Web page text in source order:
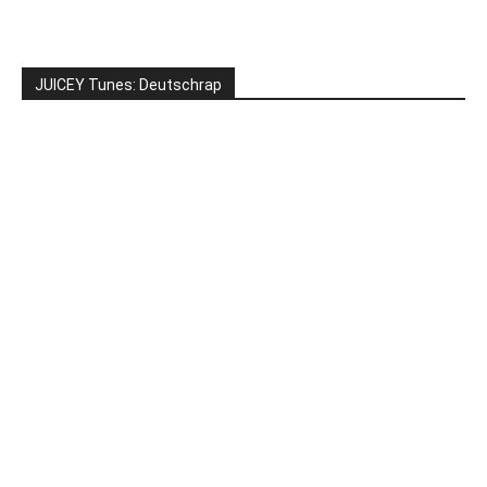
JUICEY Tunes: Deutschrap